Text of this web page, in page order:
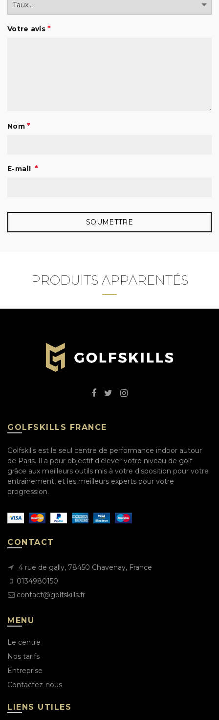
Votre avis*
Nom*
E-mail*
PRODUITS APPARENTÉS
GOLFSKILLS FRANCE
Golfskills est le seul centre de performance indoor autour
de Paris. Il a pour objectif d’élever votre niveau de golf
grâce aux meilleurs outils mis à votre disposition pour votre
entraînement, et les meilleurs experts pour votre
progression.
CONTACT
4 rue de gally, 78450 Chavenay, France
0134980150
contact@golfskills.fr
MENU
Le centre
Nos tarifs
Entreprise
Contactez-nous
LIENS UTILES